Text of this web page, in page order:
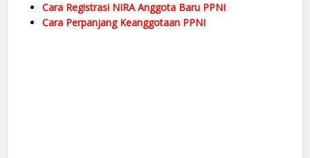
Cara Registrasi NIRA Anggota Baru PPNI
Cara Perpanjang Keanggotaan PPNI